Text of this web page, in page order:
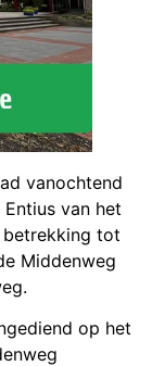
vanochtend
van het
betrekking tot
Middenweg
op het